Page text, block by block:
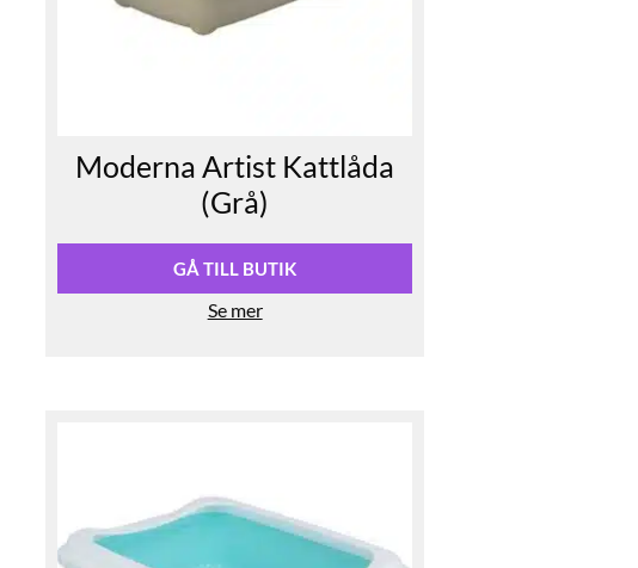
Moderna Artist Kattlåda
(Grå)
GÅ TILL BUTIK
Se mer